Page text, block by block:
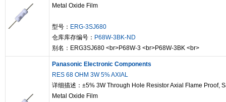
Metal Oxide Film
型号： ERG-3SJ680
仓库库存编号： P68W-3BK-ND
别名：ERG3SJ680 <br>P68W-3 <br>P68W-3BK <br>
Panasonic Electronic Components
RES 68 OHM 3W 5% AXIAL
详细描述：±5% 3W Through Hole Resistor Axial Flame Proof,
Metal Oxide Film